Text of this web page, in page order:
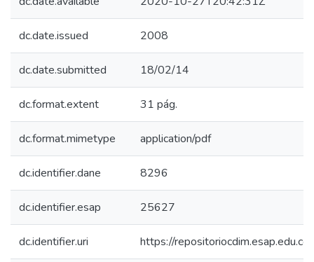
dc.date.issued 2008
dc.date.submitted 18/02/14
dc.format.extent 31 pág.
dc.format.mimetype application/pdf
dc.identifier.dane 8296
dc.identifier.esap 25627
dc.identifier.uri https://